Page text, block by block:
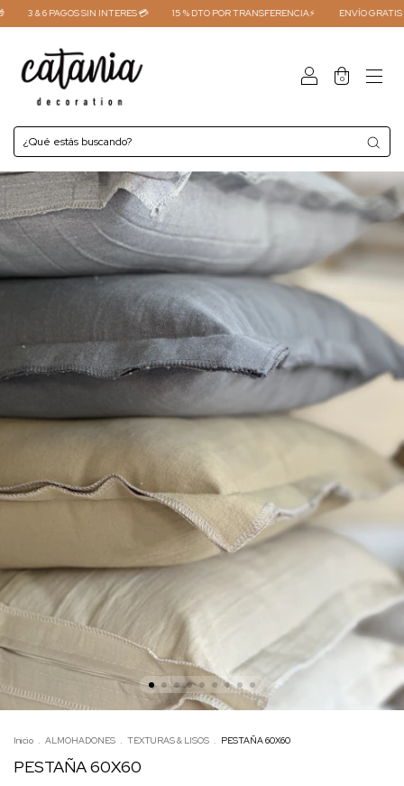
3 & 6 PAGOS SIN INTERES 💳 15 % DTO POR TRANSFERENCIA⚡ ENVÍO GRATIS
0
Inicio . ALMOHADONES . TEXTURAS & LISOS . PESTAÑA 60X60
PESTAÑA 60X60